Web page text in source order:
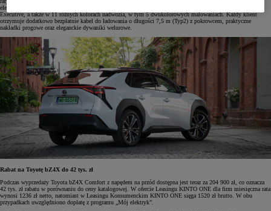
elektrycznych „Mój elektryk”. Toyota bZ4X posiada trzy wersje wyposażenia: Comfort, Prestige oraz
Executive, a także w 11 różnych kolorach nadwozia, w tym 5 dwukolorowych malowaniach. Każdy klient
otrzymuje dodatkowo bezpłatnie kabel do ładowania o długości 7,5 m (Typ2) z pokrowcem, praktyczne
nakładki progowe oraz eleganckie dywaniki welurowe.
Rabat na Toyotę bZ4X do 42 tys. zł
Podczas wyprzedaży Toyota bZ4X Comfort z napędem na przód dostępna jest teraz za 204 900 zł, co oznacza
42 tys. zł rabatu w porównaniu do ceny katalogowej. W ofercie Leasingu KINTO ONE dla firm miesięczna rata
wynosi 1236 zł netto, natomiast w Leasingu Konsumenckim KINTO ONE sięga 1520 zł brutto. W obu
przypadkach uwzględniono dopłatę z programu „Mój elektryk”.